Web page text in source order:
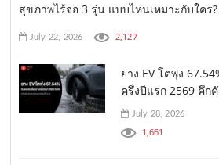
สุขภาพไร้จอ 3 รุ่น แบบไหนเหมาะกับใคร?
July 22, 2026 2,127
ยาง EV โตพุ่ง
ครึ่งปีแรก 2569 คึก
July 28, 2026
1,661